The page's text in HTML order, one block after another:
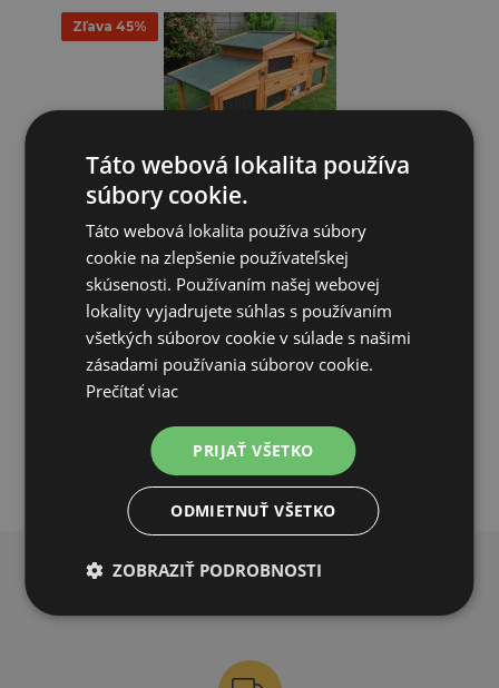
Zľava 45%
Drevená králikáreň PRACHATICA, 1800x620x720 mm
306,27€
168,45€
SKLADOM
PRIDAŤ DO KOŠÍKA
Táto webová lokalita používa
súbory cookie.
Táto webová lokalita používa súbory
cookie na zlepšenie používateľskej
skúsenosti. Používaním našej webovej
lokality vyjadrujete súhlas s používaním
všetkých súborov cookie v súlade s našimi
zásadami používania súborov cookie.
Prečítať viac
PRIJAŤ VŠETKO
ODMIETNUŤ VŠETKO
ZOBRAZIŤ PODROBNOSTI